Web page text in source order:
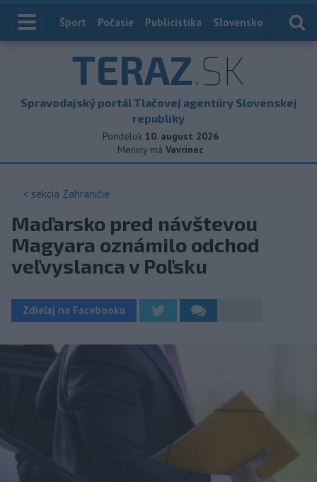
Index
Šport Počasie Publicistika Slovensko
TERAZ.SK
Spravodajský portál Tlačovej agentúry Slovenskej
republiky
Pondelok 10. august 2026
Meniny má Vavrinec
< sekcia Zahraničie
Maďarsko pred návštevou
Magyara oznámilo odchod
veľvyslanca v Poľsku
Zdieľaj na Facebooku